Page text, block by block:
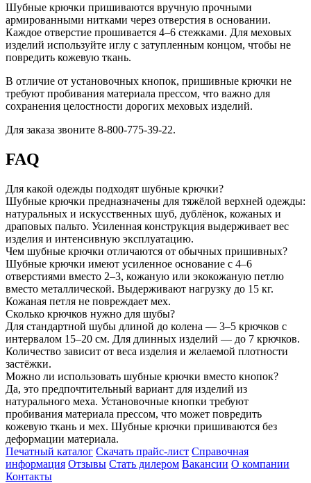
Шубные крючки пришиваются вручную прочными
армированными нитками через отверстия в основании.
Каждое отверстие прошивается 4–6 стежками. Для меховых
изделий используйте иглу с затупленным концом, чтобы не
повредить кожевую ткань.
В отличие от установочных кнопок, пришивные крючки не
требуют пробивания материала прессом, что важно для
сохранения целостности дорогих меховых изделий.
Для заказа звоните 8-800-775-39-22.
FAQ
Для какой одежды подходят шубные крючки?
Шубные крючки предназначены для тяжёлой верхней одежды:
натуральных и искусственных шуб, дублёнок, кожаных и
драповых пальто. Усиленная конструкция выдерживает вес
изделия и интенсивную эксплуатацию.
Чем шубные крючки отличаются от обычных пришивных?
Шубные крючки имеют усиленное основание с 4–6
отверстиями вместо 2–3, кожаную или экокожаную петлю
вместо металлической. Выдерживают нагрузку до 15 кг.
Кожаная петля не повреждает мех.
Сколько крючков нужно для шубы?
Для стандартной шубы длиной до колена — 3–5 крючков с
интервалом 15–20 см. Для длинных изделий — до 7 крючков.
Количество зависит от веса изделия и желаемой плотности
застёжки.
Можно ли использовать шубные крючки вместо кнопок?
Да, это предпочтительный вариант для изделий из
натурального меха. Установочные кнопки требуют
пробивания материала прессом, что может повредить
кожевую ткань и мех. Шубные крючки пришиваются без
деформации материала.
Печатный каталог Скачать прайс-лист Справочная
информация Отзывы Стать дилером Вакансии О компании
Контакты